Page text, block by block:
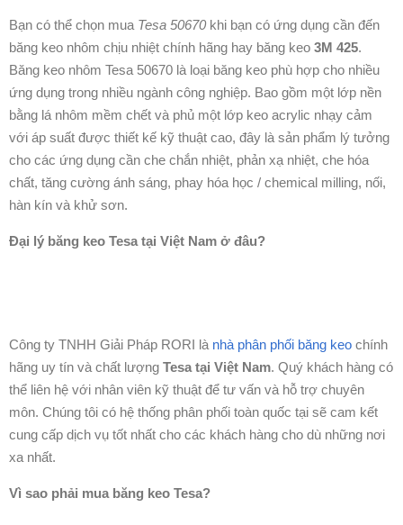
Bạn có thể chọn mua Tesa 50670khi bạn có ứng dụng cần đến
băng keo nhôm chịu nhiệt chính hãng hay băng keo 3M 425.
Băng keo nhôm Tesa 50670 là loại băng keo phù hợp cho nhiều
ứng dụng trong nhiều ngành công nghiệp. Bao gồm một lớp nền
bằng lá nhôm mềm chết và phủ một lớp keo acrylic nhạy cảm
với áp suất được thiết kế kỹ thuật cao, đây là sản phẩm lý tưởng
cho các ứng dụng cần che chắn nhiệt, phản xạ nhiệt, che hóa
chất, tăng cường ánh sáng, phay hóa học / chemical milling, nối,
hàn kín và khử sơn.
Đại lý băng keo Tesa tại Việt Nam ở đâu?
Công ty TNHH Giải Pháp RORI là nhà phân phối băng keo chính
hãng uy tín và chất lượng Tesa tại Việt Nam. Quý khách hàng có
thể liên hệ với nhân viên kỹ thuật để tư vấn và hỗ trợ chuyên
môn. Chúng tôi có hệ thống phân phối toàn quốc tại sẽ cam kết
cung cấp dịch vụ tốt nhất cho các khách hàng cho dù những nơi
xa nhất.
Vì sao phải mua băng keo Tesa?